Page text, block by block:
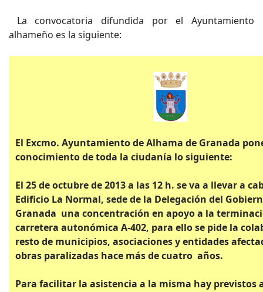
La convocatoria difundida por el Ayuntamiento
alhameño es la siguiente:
El Excmo. Ayuntamiento de Alhama de Granada
conocimiento de toda la ciudanía lo siguiente:
El 25 de octubre de 2013 a las 12 h. se va a llevar a
Edificio La Normal, sede de la Delegación del
Granada una concentración en apoyo a la
carretera autonómica A-402, para ello se pide la
resto de municipios, asociaciones y entidades
obras paralizadas hace más de cuatro años.
Para facilitar la asistencia a la misma hay previstos